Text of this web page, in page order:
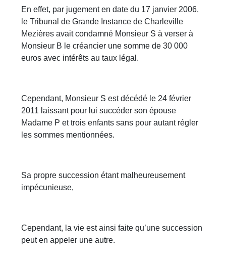
En effet, par jugement en date du 17 janvier 2006,
le Tribunal de Grande Instance de Charleville
Mezières avait condamné Monsieur S à verser à
Monsieur B le créancier une somme de 30 000
euros avec intérêts au taux légal.
Cependant, Monsieur S est décédé le 24 février
2011 laissant pour lui succéder son épouse
Madame P et trois enfants sans pour autant régler
les sommes mentionnées.
Sa propre succession étant malheureusement
impécunieuse,
Cependant, la vie est ainsi faite qu’une succession
peut en appeler une autre.